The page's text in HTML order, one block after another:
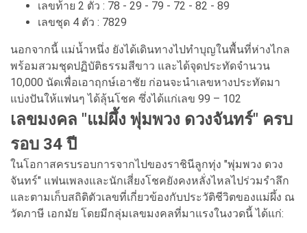
เลขท้าย 2 ตัว : 78 - 29 - 79 - 72 - 82 - 89
เลขชุด 4 ตัว : 7829
นอกจากนี้ แม่น้ำหนึ่ง ยังได้เดินทางไปทำบุญในพื้นที่ห่างไกล
พร้อมสวมชุดปฏิบัติธรรมสีขาว และได้จุดประทัดจำนวน
10,000 นัดเพื่อเอาฤกษ์เอาชัย ก่อนจะนำเลขหางประทัดมา
แบ่งปันให้แฟนๆ ได้ลุ้นโชค ซึ่งได้แก่เลข 99 – 102
เลขมงคล "แม่ผึ้ง พุ่มพวง ดวงจันทร์" ครบ
รอบ 34 ปี
ในโอกาสครบรอบการจากไปของราชินีลูกทุ่ง "พุ่มพวง ดวง
จันทร์" แฟนเพลงและนักเสี่ยงโชคยังคงหลั่งไหลไปร่วมรำลึก
และตามเก็บสถิติตัวเลขที่เกี่ยวข้องกับประวัติชีวิตของแม่ผึ้ง ณ
วัดภาษี เอกมัย โดยมีกลุ่มเลขมงคลที่มาแรงในงวดนี้ ได้แก่: